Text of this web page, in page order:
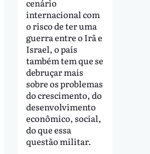
cenário
internacional com
o risco de ter uma
guerra entre o Irã e
Israel, o país
também tem que se
debruçar mais
sobre os problemas
do crescimento, do
desenvolvimento
econômico, social,
do que essa
questão militar.